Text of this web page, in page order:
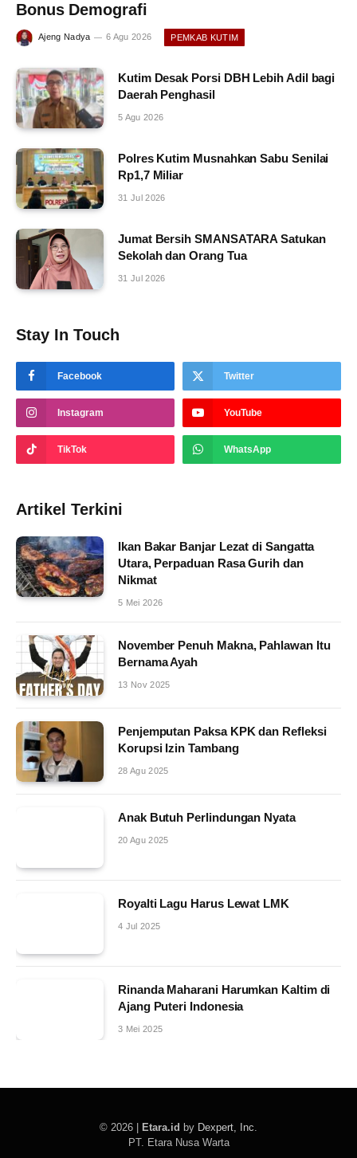
Bonus Demografi
Ajeng Nadya 6 Agu 2026 PEMKAB KUTIM
Kutim Desak Porsi DBH Lebih Adil bagi
Daerah Penghasil
5 Agu 2026
Polres Kutim Musnahkan Sabu Senilai
Rp1,7 Miliar
31 Jul 2026
Jumat Bersih SMANSATARA Satukan
Sekolah dan Orang Tua
31 Jul 2026
Stay In Touch
Facebook Twitter
Instagram YouTube
TikTok WhatsApp
Artikel Terkini
Ikan Bakar Banjar Lezat di Sangatta
Utara, Perpaduan Rasa Gurih dan
Nikmat
5 Mei 2026
November Penuh Makna, Pahlawan Itu
Bernama Ayah
13 Nov 2025
Penjemputan Paksa KPK dan Refleksi
Korupsi Izin Tambang
28 Agu 2025
Anak Butuh Perlindungan Nyata
20 Agu 2025
Royalti Lagu Harus Lewat LMK
4 Jul 2025
Rinanda Maharani Harumkan Kaltim di
Ajang Puteri Indonesia
3 Mei 2025
© 2026 | Etara.id by Dexpert, Inc
PT. Etara Nusa Warta